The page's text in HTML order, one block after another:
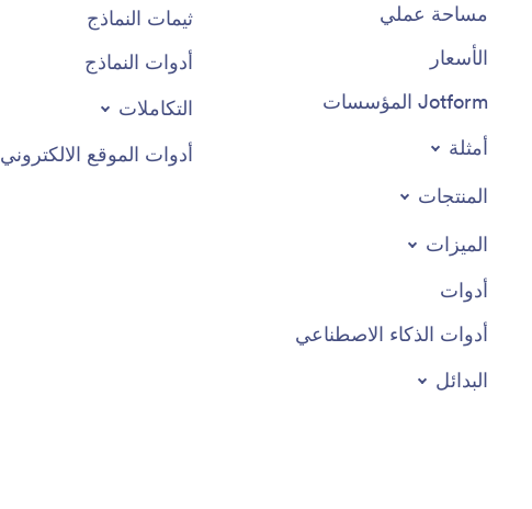
مساحة عملي
الأسعار
Jotform المؤسسات
أمثلة
المنتجات
الميزات
أدوات
أدوات الذكاء الاصطناعي
البدائل
ثيمات النماذج
أدوات النماذج
التكاملات
أدوات الموقع الالكتروني